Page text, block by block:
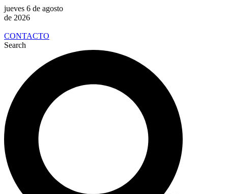
jueves 6 de agosto
de 2026
CONTACTO
Search